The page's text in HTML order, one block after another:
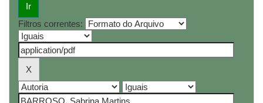
Filtros correntes: